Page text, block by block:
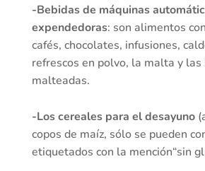
-Bebidas de máquinas
expendedoras: son alimentos
cafés, chocolates, infusiones,
refrescos en polvo, la malta y las
malteadas.
-Los cereales para el desayuno
copos de maíz, sólo se pueden
etiquetados con la mención“sin